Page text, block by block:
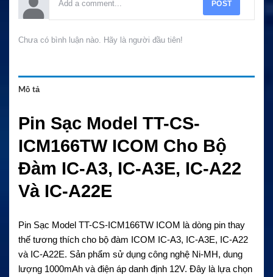
POST
Chưa có bình luận nào. Hãy là người đầu tiên!
Mô tả
Pin Sạc Model TT-CS-
ICM166TW ICOM Cho Bộ
Đàm IC-A3, IC-A3E, IC-A22
Và IC-A22E
Pin Sạc Model TT-CS-ICM166TW ICOM là dòng pin thay
thế tương thích cho bộ đàm ICOM IC-A3, IC-A3E, IC-A22
và IC-A22E. Sản phẩm sử dụng công nghệ Ni-MH, dung
lượng 1000mAh và điện áp danh định 12V. Đây là lựa chọn